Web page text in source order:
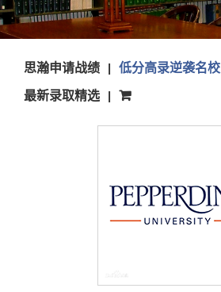
思瀚申请战绩 低分高录逆袭名校
最新录取精选